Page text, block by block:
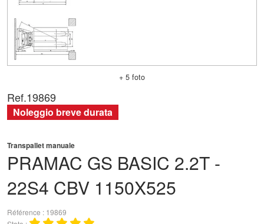
+ 5 foto
PRAMAC GS BASIC 2.2T -
22S4 CBV 1150X525
Transpallet manuale
Référence
19869
Ref.19869
Noleggio breve durata